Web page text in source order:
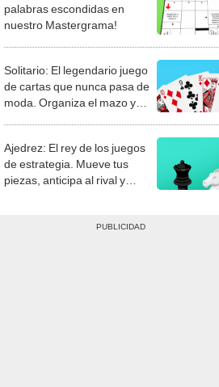
palabras escondidas en
nuestro Mastergrama!
Solitario: El legendario juego
de cartas que nunca pasa de
moda. Organiza el mazo y
Ajedrez: El rey de los juegos
de estrategia. Mueve tus
piezas, anticipa al rival y